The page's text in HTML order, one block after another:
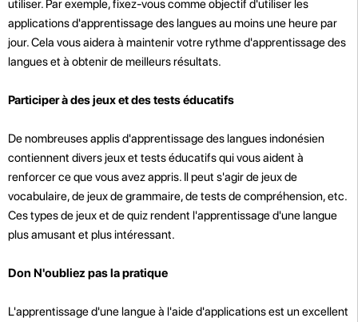
utiliser. Par exemple, fixez-vous comme objectif d'utiliser les
applications d'apprentissage des langues au moins une heure par
jour. Cela vous aidera à maintenir votre rythme d'apprentissage des
langues et à obtenir de meilleurs résultats.
Participer à des jeux et des tests éducatifs
De nombreuses applis d'apprentissage des langues indonésien
contiennent divers jeux et tests éducatifs qui vous aident à
renforcer ce que vous avez appris. Il peut s'agir de jeux de
vocabulaire, de jeux de grammaire, de tests de compréhension, etc.
Ces types de jeux et de quiz rendent l'apprentissage d'une langue
plus amusant et plus intéressant.
Don N'oubliez pas la pratique
L'apprentissage d'une langue à l'aide d'applications est un excellent